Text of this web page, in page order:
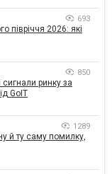
693
півріччя 2026: які
850
сигнали ринку за
GoIT
1289
й ту саму помилку,